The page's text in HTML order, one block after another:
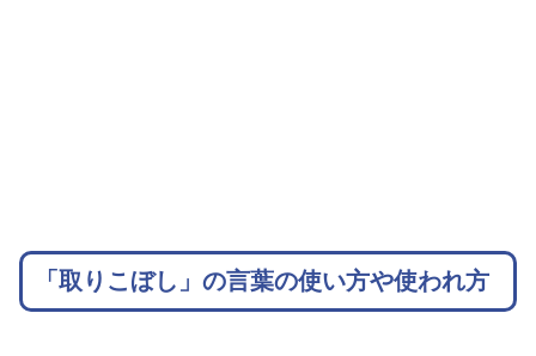
「取りこぼし」の言葉の使い方や使われ方